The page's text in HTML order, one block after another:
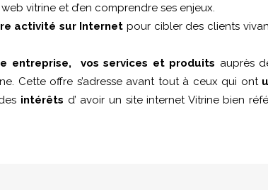
vitrine et d’en comprendre ses enjeux.
activité sur Internet pour cibler des clients
entreprise, vos services et produits auprès
Cette offre s’adresse avant tout à ceux qui ont
intérêts d’ avoir un site internet Vitrine bien